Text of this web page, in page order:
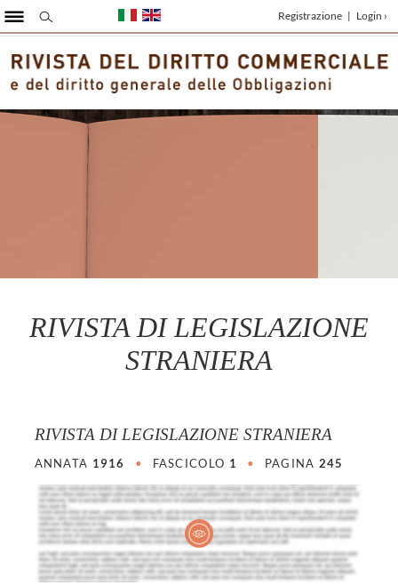
RIVISTA DI LEGISLAZIONE
STRANIERA
RIVISTA DI LEGISLAZIONE STRANIERA
ANNATA 1916 • FASCICOLO 1 • PAGINA 245
Registrazione | Login ›